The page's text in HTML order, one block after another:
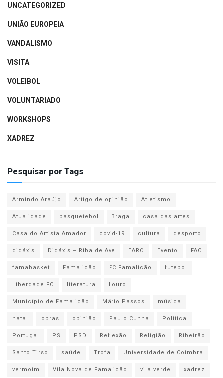
UNCATEGORIZED
UNIÃO EUROPEIA
VANDALISMO
VISITA
VOLEIBOL
VOLUNTARIADO
WORKSHOPS
XADREZ
Pesquisar por Tags
Armindo Araújo Artigo de opinião
Atletismo
Atualidade
basquetebol Braga
casa das artes
Casa do Artista Amador
covid-19 cultura
desporto
didáxis
Didáxis – Riba de Ave EARO Evento
FAC
famabasket
Famalicão FC Famalicão
futebol
Liberdade FC
literatura
Louro
Município de Famalicão
Mário Passos
música
natal
obras opinião Paulo Cunha
Politica
Portugal
PS PSD Reflexão Religião
Ribeirão
Santo Tirso
saúde Trofa
Universidade de Coimbra
vermoim
Vila Nova de Famalicão vila verde xadrez